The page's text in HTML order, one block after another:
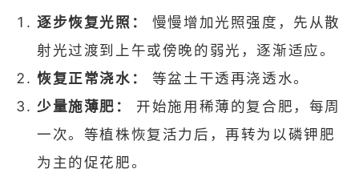
逐步恢复光照：
慢慢增加光照强度，先从散
射光过渡到上午或傍晚的弱光，逐渐适应。
恢复正常浇水：
等盆土干透再浇透水。
少量施薄肥：
开始施用稀薄的复合肥，每周
一次。等植株恢复活力后，再转为以磷钾肥
为主的促花肥。